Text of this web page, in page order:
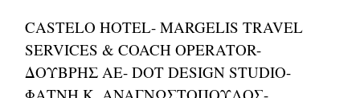
CASTELO HOTEL- MARGELIS TRAVEL
SERVICES & COACH OPERATOR-
ΔΟΥΒΡΗΣ ΑΕ- DOT DESIGN STUDIO-